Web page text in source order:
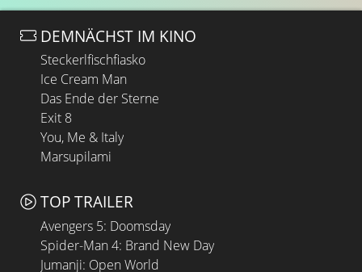
DEMNÄCHST IM KINO
Steckerlfischfiasko
Ice Cream Man
Das Ende der Sterne
Exit 8
You, Me & Italy
Marsupilami
TOP TRAILER
Avengers 5: Doomsday
Spider-Man 4: Brand New Day
Jumanji: Open World